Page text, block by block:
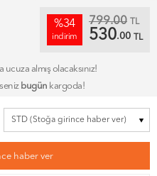
%34
indirim
799.00 TL
530.00 TL
ucuza almış olacaksınız!
bugün kargoda!
haber ver